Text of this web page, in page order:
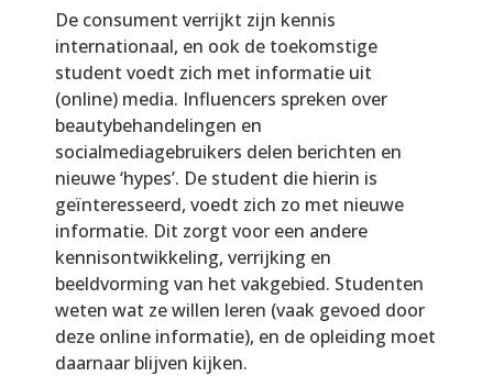
De consument verrijkt zijn kennis
internationaal, en ook de toekomstige
student voedt zich met informatie uit
(online) media. Influencers spreken over
beautybehandelingen en
socialmediagebruikers delen berichten en
nieuwe ‘hypes’. De student die hierin is
geïnteresseerd, voedt zich zo met nieuwe
informatie. Dit zorgt voor een andere
kennisontwikkeling, verrijking en
beeldvorming van het vakgebied. Studenten
weten wat ze willen leren (vaak gevoed door
deze online informatie), en de opleiding moet
daarnaar blijven kijken.